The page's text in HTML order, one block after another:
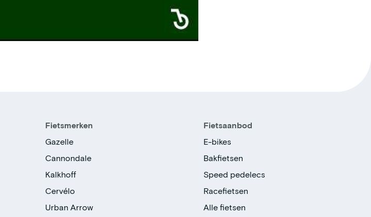
Fietsmerken
Gazelle
Cannondale
Kalkhoff
Cervélo
Urban Arrow
Fietsaanbod
E-bikes
Bakfietsen
Speed pedelecs
Racefietsen
Alle fietsen